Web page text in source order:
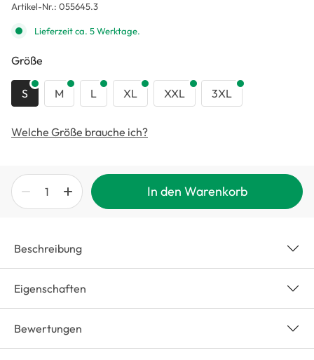
Artikel-Nr.: 055645.3
Lieferzeit ca. 5 Werktage.
Größe
S M L XL XXL 3XL
Welche Größe brauche ich?
In den Warenkorb
Beschreibung
Eigenschaften
Bewertungen